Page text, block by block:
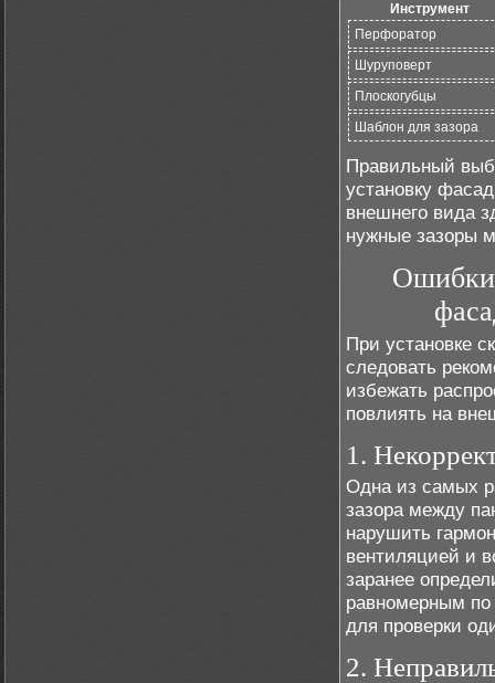
Инструмент
Перфоратор
Шуруповерт
Плоскогубцы
Шаблон для зазора
Правильный
установку
внешнего вида
нужные зазоры
Ошибки
При установке
следовать
избежать
повлиять на
1.
Одна из самых
зазора между
нарушить
вентиляцией и
заранее
равномерным
для проверки
2.